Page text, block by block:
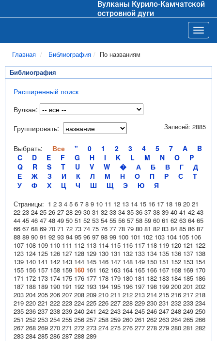
Вулканы Курило-Камчатской
островной дуги
Главная Библиография По названиям
Библиография
Расширенный поиск
Вулкан:
Группировать:
Выбрать: Все " 0 1 2 3 4 5 7 A
B
C
D E F G H I K L M N O
P
Q
R S T U V W � А Б В Г
Д
Е
Ж З И К Л М Н О П Р С
Т
У
Ф Х Ц Ч Ш Щ Э Ю Я
Записей: 2885
Страницы: 1 2 3 4 5 6 7 8 9 10 11 12 13 14 15 16 17 18 19 20 21
22 23 24 25 26 27 28 29 30 31 32 33 34 35 36 37 38 39 40 41 42 43
44 45 46 47 48 49 50 51 52 53 54 55 56 57 58 59 60 61 62 63 64 65
66 67 68 69 70 71 72 73 74 75 76 77 78 79 80 81 82 83 84 85 86 87
88 89 90 91 92 93 94 95 96 97 98 99 100 101 102 103 104 105 106
107 108 109 110 111 112 113 114 115 116 117 118 119 120 121 122
123 124 125 126 127 128 129 130 131 132 133 134 135 136 137 138
139 140 141 142 143 144 145 146 147 148 149 150 151 152 153 154
155 156 157 158 159 160 161 162 163 164 165 166 167 168 169 170
171 172 173 174 175 176 177 178 179 180 181 182 183 184 185 186
187 188 189 190 191 192 193 194 195 196 197 198 199 200 201 202
203 204 205 206 207 208 209 210 211 212 213 214 215 216 217 218
219 220 221 222 223 224 225 226 227 228 229 230 231 232 233 234
235 236 237 238 239 240 241 242 243 244 245 246 247 248 249 250
251 252 253 254 255 256 257 258 259 260 261 262 263 264 265 266
267 268 269 270 271 272 273 274 275 276 277 278 279 280 281 282
283 284 285 286 287 288 289